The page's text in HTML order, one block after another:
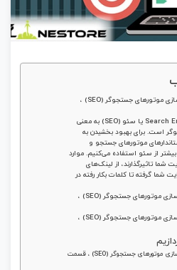
پادکست نکاتی درمورد بهینه سازی موتورهای جستجوگر (SEO) ،
کلمه‌ی Search Engine Optimization یا سئو (SEO) به معنی
است. برای بهبود بخشیدن به
موتورهای جستجو و
از سئو استفاده می‌کنیم. موارد
شما تاثیرگذارند، از لینک‌های
شما گرفته تا کلمات بکار رفته در
پادکست نکاتی درمورد بهینه سازی موتورهای جستجوگر (SEO) ،
پادکست نکاتی درمورد بهینه سازی موتورهای جستجوگر (SEO) ،
پادکست نکاتی درمورد بهینه سازی موتورهای جستجوگر (SEO) ، قسمت